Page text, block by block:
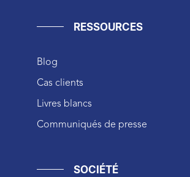
RESSOURCES
Blog
Cas clients
Livres blancs
Communiqués de presse
SOCIÉTÉ